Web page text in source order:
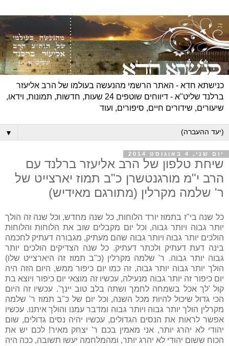
כנישתא חדא - האתר הרשמי מהנעשה בעולמו של הרב אליעזר
ברלנד שליט"א - דיווחים שוטפים 24 שעות, חדשות, תמונות, וידאו,
שיעורים, שידורים חיים, סיפורים, ועוד
▼
יום שני, 4 באוגוסט 2014
שיחת טלפון של הרב אליעזר ברלנד עם
הרב י"מ מורגנטשרן כ"ב תמוז יארצייט של
ר' שלמה מקרלין (מתורגם מאידיש)
כל שנה בי"ז בתמוז יורד הלוחות, כל שנה מחדש, וכל שנה זה הולך
יותר גבוה ויותר גבוה, וכל יום מקבלים שוב את הלוחות והלוחות
הולכים יותר גבוה ויותר גבוה שהם מעתיק, מגבורה דעתיק לחכמה
בינה דעת דעתיק ולכתר דעתיק. כל שנה הצדיקים הולכים יותר
גבוה יותר גבוה. ר' שלמה מקרלין (כ"ב תמוז זה היארצייט שלו)
הולך יותר גבוה יותר גבוה, זה כמו יום כיפור ממש, היום הזה היה
יום כיפור זה יותר גבוה מנעילה, עכשיו זה מוצאי יום כיפור ויוצא בת
קול 'לך אכל בשמחה לחמך ושתה בלב טוב יינך'. עכשיו זה היום
הכי גדול שיכול להיות מכל השנה, וכל יום של כ"ב תמוז ר' שלמה
מקרלין הולך יותר גבוה ויותר גבוה ומדבר עמנו והולך איתנו. עכשיו
אפשר לראות את הנסים הגדולים, עכשיו יהיה נסים גדולים, שום
יהודי לא יהרג יותר, אני מאמין בכם ר' יצחק מאיר! לכם יש את
הכוח ששום יהודי לא יהרג יותר, ומהמלחמה יעשו תשובה, ככה היה